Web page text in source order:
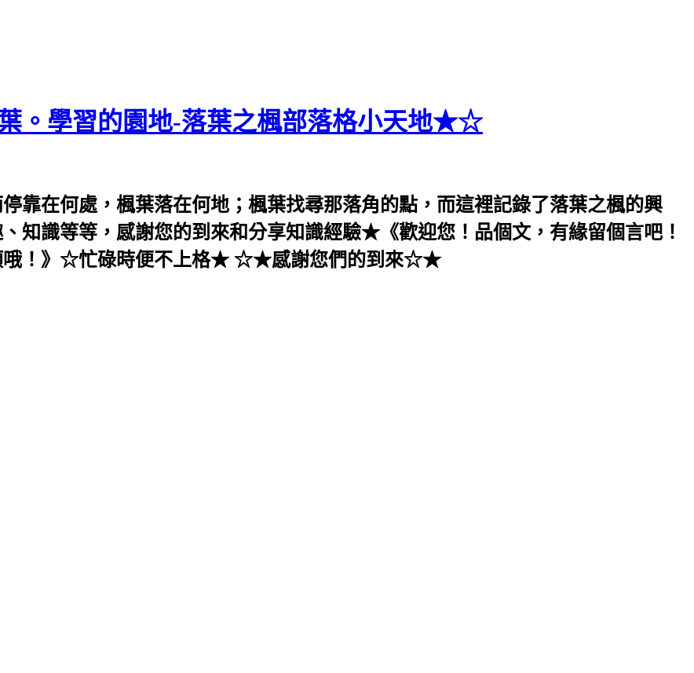
。學習的園地-落葉之楓部落格小天地★☆
靠在何處，楓葉落在何地；楓葉找尋那落角的點，而這裡記錄了落葉之楓的興
知識等等，感謝您的到來和分享知識經驗★《歡迎您！品個文，有緣留個言吧！
哦！》☆忙碌時便不上格★ ☆★感謝您們的到來☆★